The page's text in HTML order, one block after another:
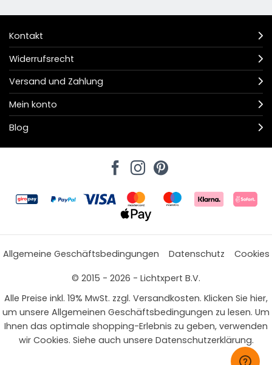
Kontakt
Widerrufsrecht
Versand und Zahlung
Mein konto
Blog
Allgemeine Geschäftsbedingungen Datenschutz
Cookies
© 2015 - 2026 - Lichtxpert B.V.
Alle Preise inkl. 19% MwSt. zzgl. Versandkosten. Klicken Sie hier,
um unsere Allgemeinen Geschäftsbedingungen zu lesen. Um
Ihnen das optimale shopping-Erlebnis zu geben, verwenden
wir Cookies. Siehe auch unsere Datenschutzerklärung.